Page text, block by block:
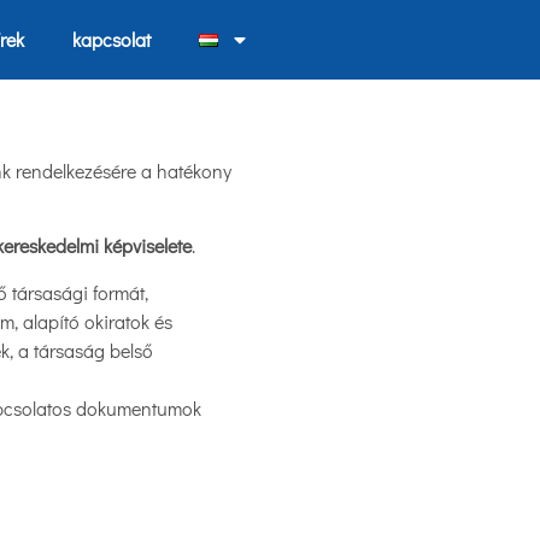
kapcsolat
rendelkezésére a hatékony
képviselete.
társasági formát,
alapító okiratok és
a társaság belső
dokumentumok